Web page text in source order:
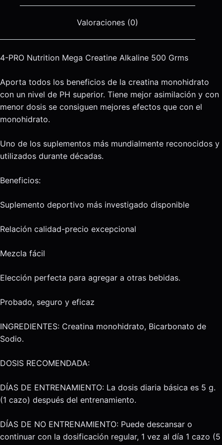
Valoraciones (0)
4-PRO Nutrition Mega Creatine Alkaline 500 Grms
Aporta todos los beneficios de la creatina monohidrato
con un nivel de PH superior. Tiene mejor asimilación y con
menor dosis se consiguen mejores efectos que con el
monohidrato.
Uno de los suplementos más mundialmente reconocidos y
utilizados durante décadas.
Beneficios:
Suplemento deportivo más investigado disponible
Relación calidad-precio excepcional
Mezcla fácil
Elección perfecta para agregar a otras bebidas.
Probado, seguro y eficaz
INGREDIENTES: Creatina monohidrato, Bicarbonato de
Sodio.
DOSIS RECOMENDADA:
DÍAS DE ENTRENAMIENTO: La dosis diaria básica es 5 g.
(1 cazo) después del entrenamiento.
DÍAS DE NO ENTRENAMIENTO: Puede descansar o
continuar con la dosificación regular, 1 vez al día 1 cazo (5